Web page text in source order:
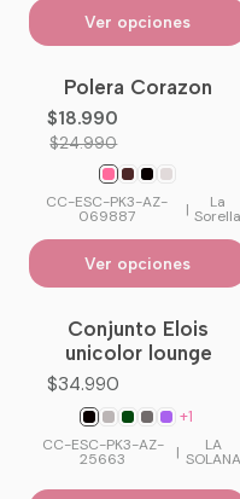
Ver opciones
-24%OFF
Polera Corazon
$18.990
$24.990
CC-ESC-PK3-AZ-
069887 | La
Sorella
Ver opciones
Conjunto Elois
unicolor lounge
$34.990
+1
CC-ESC-PK3-AZ-
25663 | LA
SOLANA